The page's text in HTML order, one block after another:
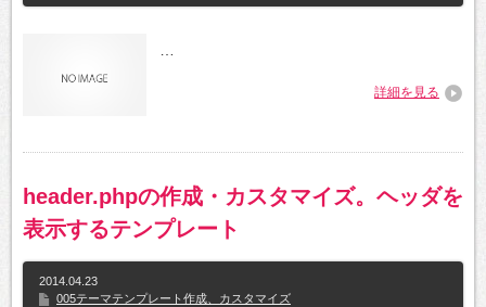
詳細を見る
header.phpの作成・カスタマイズ。ヘッダを
表示するテンプレート
2014.04.23
005テーマテンプレート作成、カスタマイズ